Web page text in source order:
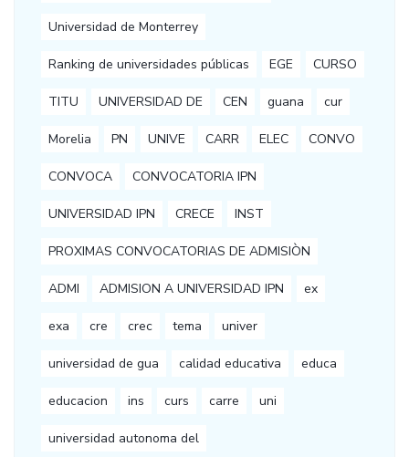
Universidad de Monterrey
Ranking de universidades públicas EGE CURSO
TITU UNIVERSIDAD DE CEN guana cur
Morelia PN UNIVE CARR ELEC CONVO
CONVOCA CONVOCATORIA IPN
UNIVERSIDAD IPN CRECE INST
PROXIMAS CONVOCATORIAS DE ADMISIÒN
ADMI ADMISION A UNIVERSIDAD IPN ex
exa cre crec tema univer
universidad de gua calidad educativa educa
educacion ins curs carre uni
universidad autonoma del